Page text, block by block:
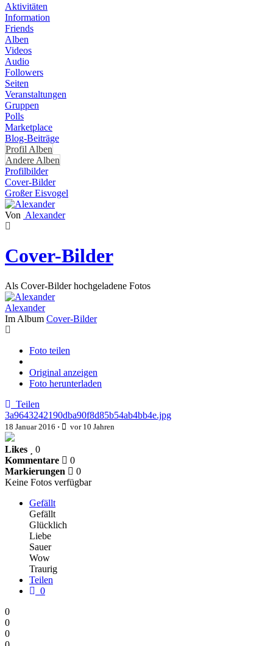
Aktivitäten
Information
Friends
Alben
Videos
Audio
Followers
Seiten
Veranstaltungen
Gruppen
Polls
Marketplace
Blog-Beiträge
Profil Alben
Andere Alben
Profilbilder
Cover-Bilder
Großer Eisvogel
Von Alexander
Cover-Bilder
Als Cover-Bilder hochgeladene Fotos
Alexander
Im Album Cover-Bilder
Foto teilen
Original anzeigen
Foto herunterladen
Teilen
3a9643242190dba90f8d85b54ab4bb4e.jpg
18 Januar 2016 · vor 10 Jahren
Likes
0
Kommentare
0
Markierungen
0
Keine Fotos verfügbar
Gefällt
Gefällt
Glücklich
Liebe
Sauer
Wow
Traurig
Teilen
0
0
0
0